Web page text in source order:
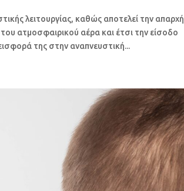
λειτουργίας, καθώς αποτελεί την απαρχή
ατμοσφαιρικού αέρα και έτσι την είσοδο
της στην αναπνευστική...